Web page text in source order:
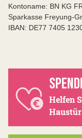
Kontoname: BN KG
Sparkasse Freyung-
IBAN: DE77 7405
Helfen